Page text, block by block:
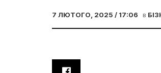
7 ЛЮТОГО, 2025 / 17:06 в